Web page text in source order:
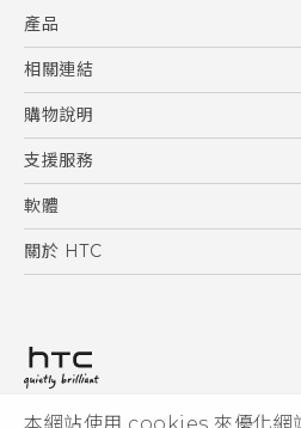
產品
5G
智慧型手機
配件
相關連結
HTC Research
購物說明
購物須知
訂單管理
付款方式
支援服務
到府收送維修服務
服務中心資訊
客戶服務佈告欄
軟體
應用程式
HTC Sync Manager
關於 HTC
投資人